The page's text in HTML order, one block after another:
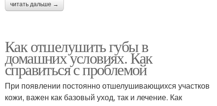
читать дальше →
Как отшелушить губы в
домашних условиях. Как
справиться с проблемой
При появлении постоянно отшелушивающихся участков
кожи, важен как базовый уход, так и лечение. Как